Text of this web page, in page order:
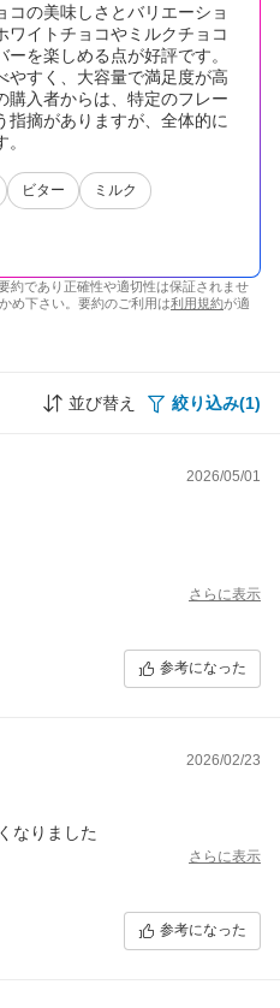
コの美味しさとバリエーショ
ワイトチョコやミルクチョコ
を楽しめる点が好評です。
やすく、大容量で満足度が高
購入者からは、特定のフレー
指摘がありますが、全体的に
ビター ミルク
約であり正確性や適切性は保証されませ
め下さい。要約のご利用は利用規約が適
並び替え 絞り込み(1)
2026/05/01
さらに表示
参考になった
2026/02/23
なりました
さらに表示
参考になった